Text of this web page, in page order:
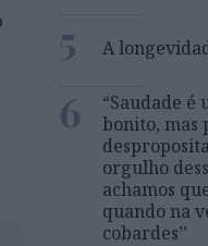
5 A
6
“Saudade
bonito, mas
orgulho
achamos
quando na
cobardes’’